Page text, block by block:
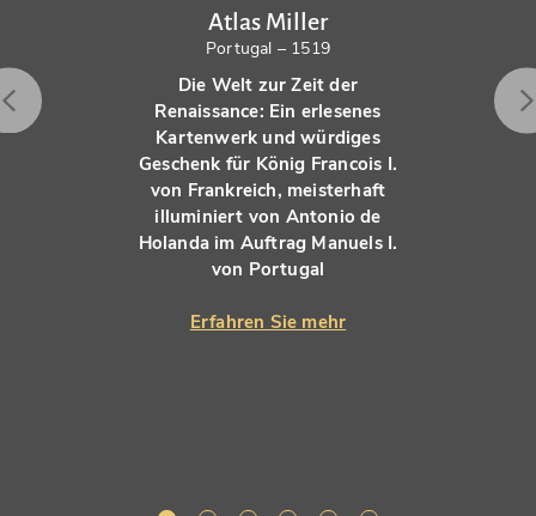
Atlas Miller
Portugal – 1519
Die Welt zur Zeit der
Renaissance: Ein erlesenes
Kartenwerk und würdiges
Geschenk für König Francois I.
von Frankreich, meisterhaft
illuminiert von Antonio de
Holanda im Auftrag Manuels I.
von Portugal
Erfahren Sie mehr